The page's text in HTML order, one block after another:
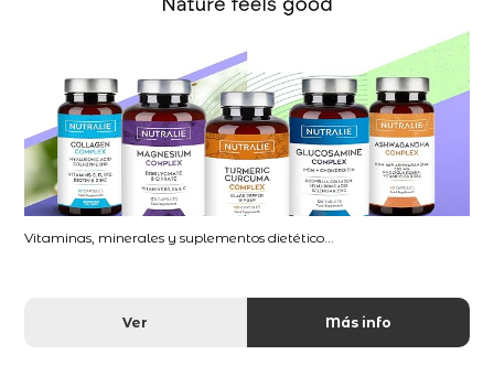
Vitaminas, minerales y suplementos dietético...
Ver Más info